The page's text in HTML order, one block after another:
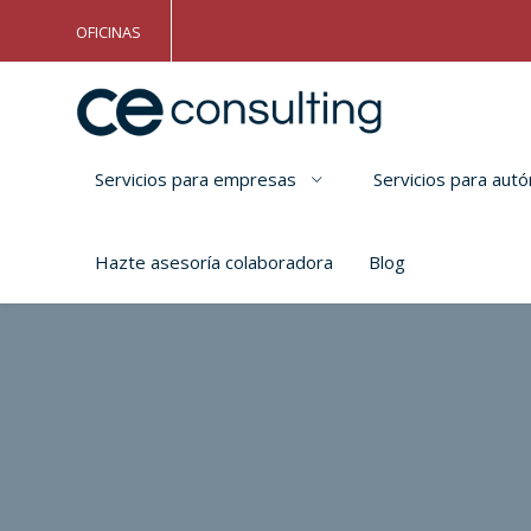
OFICINAS
Servicios para empresas Servicios para
Hazte asesoría colaboradora Blog